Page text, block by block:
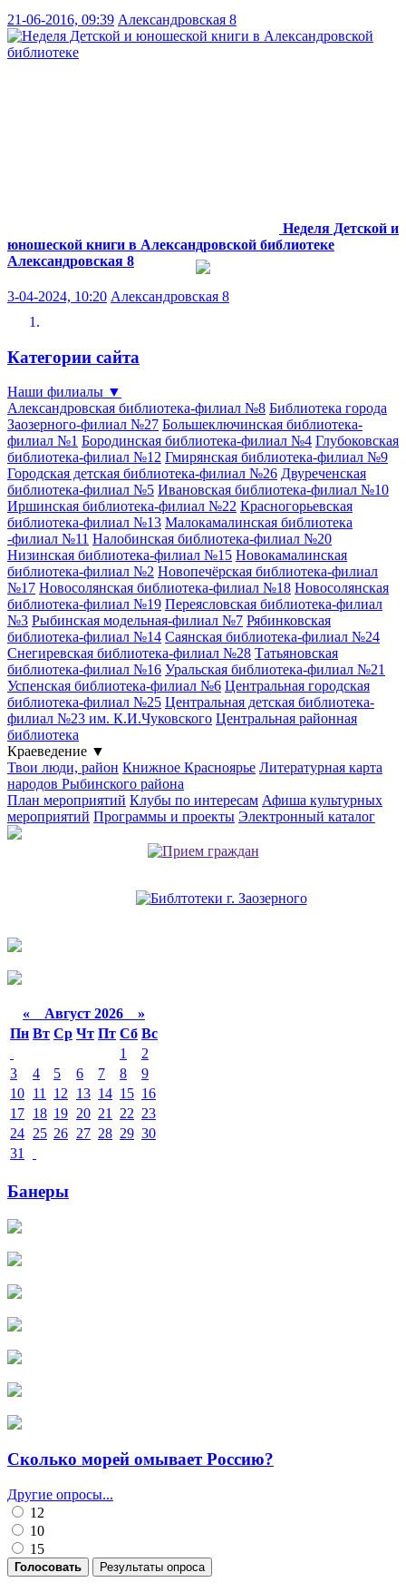
21-06-2016, 09:39 Александровская 8
Неделя Детской и
юношеской книги в Александровской библиотеке
Александровская 8
3-04-2024, 10:20 Александровская 8
Категории сайта
Наши филиалы ▼
Александровская библиотека-филиал №8 Библиотека города
Заозерного-филиал №27 Большеключинская библиотека-
филиал №1 Бородинская библиотека-филиал №4 Глубоковская
библиотека-филиал №12 Гмирянская библиотека-филиал №9
Городская детская библиотека-филиал №26 Двуреченская
библиотека-филиал №5 Ивановская библиотека-филиал №10
Иршинская библиотека-филиал №22 Красногорьевская
библиотека-филиал №13 Малокамалинская библиотека
-филиал №11 Налобинская библиотека-филиал №20
Низинская библиотека-филиал №15 Новокамалинская
библиотека-филиал №2 Новопечёрская библиотека-филиал
№17 Новосолянская библиотека-филиал №18 Новосолянская
библиотека-филиал №19 Переясловская библиотека-филиал
№3 Рыбинская модельная-филиал №7 Рябинковская
библиотека-филиал №14 Саянская библиотека-филиал №24
Снегиревская библиотека-филиал №28 Татьяновская
библиотека-филиал №16 Уральская библиотека-филиал №21
Успенская библиотека-филиал №6 Центральная городская
библиотека-филиал №25 Центральная детская библиотека-
филиал №23 им. К.И.Чуковского Центральная районная
библиотека
Краеведение ▼
Твои люди, район Книжное Красноярье Литературная карта
народов Рыбинского района
План мероприятий Клубы по интересам Афиша культурных
мероприятий Программы и проекты Электронный каталог
« Август 2026 »
Пн Вт Ср Чт Пт Сб Вс
1
2
3
4 5 6 7 8
9
10 11 12 13 14 15 16
17 18 19 20 21 22 23
24 25 26 27 28 29 30
31
Банеры
Сколько морей омывает Россию?
Другие опросы...
12
10
15
Голосовать Результаты опроса